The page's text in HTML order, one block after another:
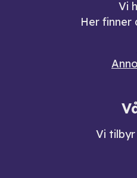
Vi
Her finner
Vi